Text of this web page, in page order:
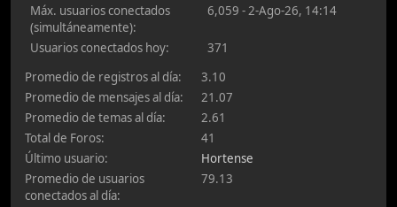
Máx. usuarios conectados
(simultáneamente):
6,059 - 2-Ago-26, 14:14
Usuarios conectados hoy:
371
Promedio de registros al día:
3.10
Promedio de mensajes al día:
21.07
Promedio de temas al día:
2.61
Total de Foros:
41
Último usuario:
Hortense
Promedio de usuarios
conectados al día:
79.13